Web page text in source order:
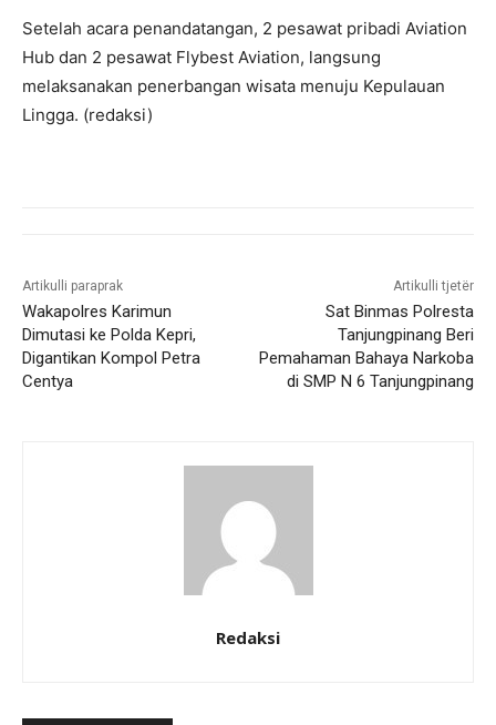
Setelah acara penandatangan, 2 pesawat pribadi Aviation
Hub dan 2 pesawat Flybest Aviation, langsung
melaksanakan penerbangan wisata menuju Kepulauan
Lingga. (redaksi)
Artikulli paraprak
Wakapolres Karimun
Dimutasi ke Polda Kepri,
Digantikan Kompol Petra
Centya
Artikulli tjetër
Sat Binmas Polresta
Tanjungpinang Beri
Pemahaman Bahaya Narkoba
di SMP N 6 Tanjungpinang
Redaksi